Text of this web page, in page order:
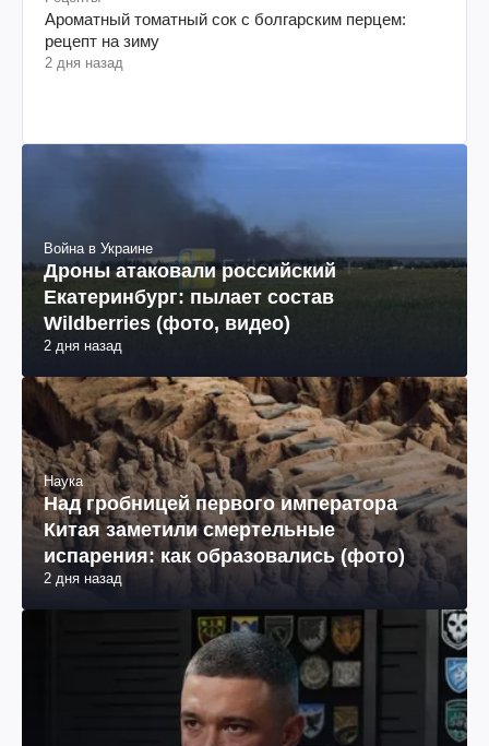
Ароматный томатный сок с болгарским перцем:
рецепт на зиму
2 дня назад
Война в Украине
Дроны атаковали российский
Екатеринбург: пылает состав
Wildberries (фото, видео)
2 дня назад
Наука
Над гробницей первого императора
Китая заметили смертельные
испарения: как образовались (фото)
2 дня назад